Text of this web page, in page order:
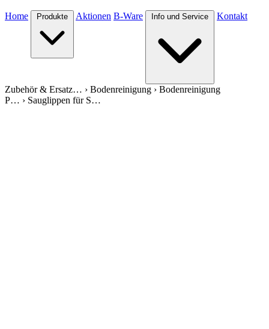
Home Produkte Aktionen B-Ware Info und Service Kontakt
Zubehör & Ersatz… › Bodenreinigung › Bodenreinigung
P… › Sauglippen für S…